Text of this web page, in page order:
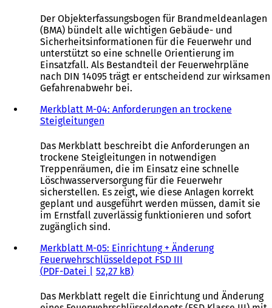
Der Objekterfassungsbogen für Brandmeldeanlagen
(BMA) bündelt alle wichtigen Gebäude- und
Sicherheitsinformationen für die Feuerwehr und
unterstützt so eine schnelle Orientierung im
Einsatzfall. Als Bestandteil der Feuerwehrpläne
nach DIN 14095 trägt er entscheidend zur wirksamen
Gefahrenabwehr bei.
Merkblatt M-04: Anforderungen an trockene
Steigleitungen
Das Merkblatt beschreibt die Anforderungen an
trockene Steigleitungen in notwendigen
Treppenräumen, die im Einsatz eine schnelle
Löschwasserversorgung für die Feuerwehr
sicherstellen. Es zeigt, wie diese Anlagen korrekt
geplant und ausgeführt werden müssen, damit sie
im Ernstfall zuverlässig funktionieren und sofort
zugänglich sind.
Merkblatt M-05: Einrichtung + Änderung
Feuerwehrschlüsseldepot FSD III
PDF-Datei 52,27 kB
Das Merkblatt regelt die Einrichtung und Änderung